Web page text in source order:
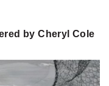
by Cheryl Cole